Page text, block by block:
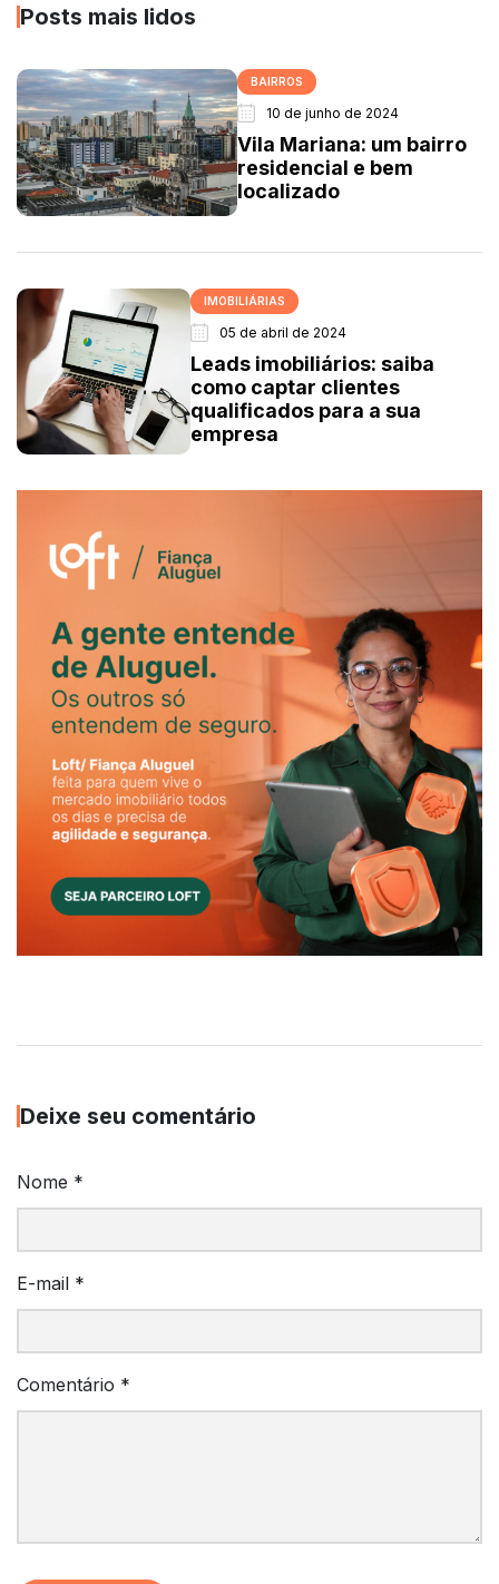
Posts mais lidos
BAIRROS
10 de junho de 2024
Vila Mariana: um bairro
residencial e bem
localizado
IMOBILIÁRIAS
05 de abril de 2024
Leads imobiliários: saiba
como captar clientes
qualificados para a sua
empresa
Deixe seu comentário
Comentário *
Nome *
E-mail *